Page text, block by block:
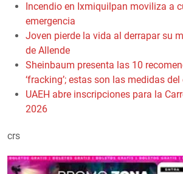
Incendio en Ixmiquilpan moviliza a
emergencia
Joven pierde la vida al derrapar su
de Allende
Sheinbaum presenta las 10
‘fracking’; estas son las medidas
UAEH abre inscripciones para la
2026
crs